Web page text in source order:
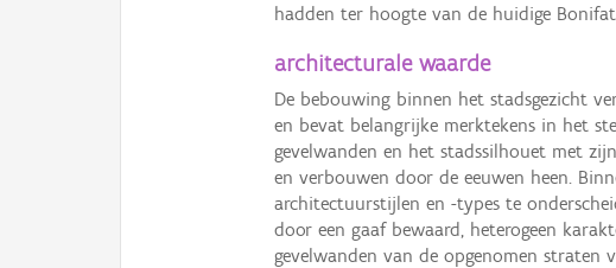
hadden ter hoogte van de huidige
architecturale waarde
De bebouwing binnen het stadsgezicht
en bevat belangrijke merktekens in het
gevelwanden en het stadssilhouet met
en verbouwen door de eeuwen heen.
architectuurstijlen en -types te
door een gaaf bewaard, heterogeen
gevelwanden van de opgenomen straten